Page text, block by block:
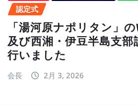
認定式
「湯河原ナポリタン」
及び西湘・伊豆半島支
行いました
会長 2月 3, 2026